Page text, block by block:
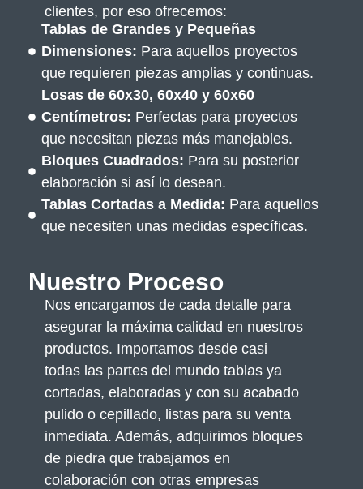
clientes, por eso ofrecemos:
Tablas de Grandes y Pequeñas
Dimensiones: Para aquellos proyectos
que requieren piezas amplias y continuas.
Losas de 60x30, 60x40 y 60x60
Centímetros: Perfectas para proyectos
que necesitan piezas más manejables.
Bloques Cuadrados: Para su posterior
elaboración si así lo desean.
Tablas Cortadas a Medida: Para aquellos
que necesiten unas medidas específicas.
Nuestro Proceso
Nos encargamos de cada detalle para
asegurar la máxima calidad en nuestros
productos. Importamos desde casi
todas las partes del mundo tablas ya
cortadas, elaboradas y con su acabado
pulido o cepillado, listas para su venta
inmediata. Además, adquirimos bloques
de piedra que trabajamos en
colaboración con otras empresas